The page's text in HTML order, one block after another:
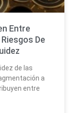
Entre
De
de las
a
entre